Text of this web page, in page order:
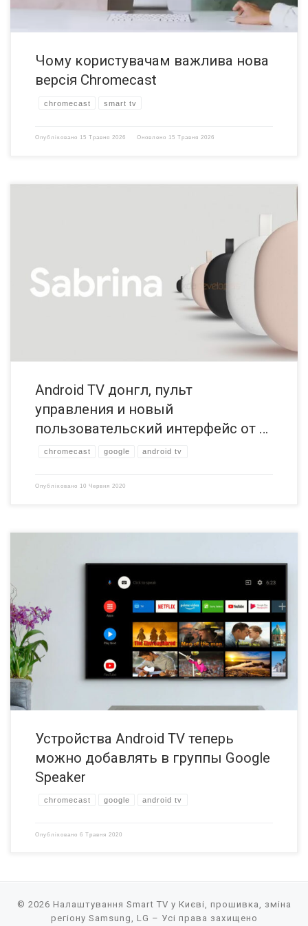
Чому користувачам важлива нова
версія Chromecast
chromecast smart tv
Опубліковано 15 Травня 2026 Оновлено 15 Травня 2026
Google готовит к выпуску новое оборудование этим летом,
включая новый смартфон и устройство передачи потокового
мультимедиа (usb dongle). По слухам, последнее устройство
является преемником Chromecast Ultra, но, как ожидается, оно
будет оснащено специальным пультом дистанционного
управления и программным обеспечением для Android TV. Этот
донгл Google Android TV может быть запущен […]
Android TV донгл, пульт
управления и новый
пользовательский интерфейс от …
chromecast google android tv
Опубліковано 10 Червня 2020
Устройства Android TV теперь можно добавлять в группы Google
Speaker вместе с устройствами Chromecast и Google Home. Android
TV в группах Google Speaker Как и Sonos, устройства на базе Google
могут быть настроены в «многокомнатных» конфигурациях,
позволяющих слушать музыку на нескольких устройствах и в
разных комнатах одновременно. Устройства Android TV […]
Устройства Android TV теперь
можно добавлять в группы Google
Speaker
chromecast google android tv
Опубліковано 6 Травня 2020
© 2026 Налаштування Smart TV у Києві, прошивка, зміна
регіону Samsung, LG – Усі права захищено